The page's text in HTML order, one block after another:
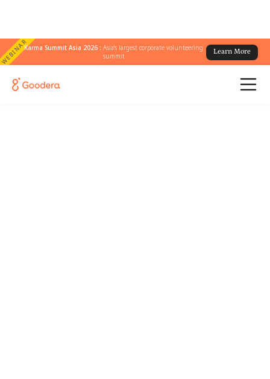
WEBINARKarma Summit Asia 2026 :Asia's largest corporate volunteering
summit
Learn More